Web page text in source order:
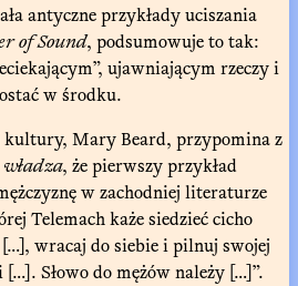
antyczne przykłady uciszania
of Sound, podsumowuje to tak:
ujawniającym rzeczy i
w środku.
kultury, Mary Beard, przypomina z
władza, że pierwszy przykład
w zachodniej literaturze
Telemach każe siedzieć cicho
wracaj do siebie i pilnuj swojej
Słowo do mężów należy […]”.